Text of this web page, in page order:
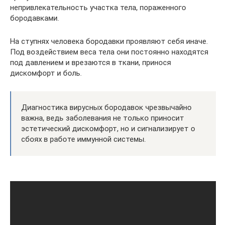
непривлекательность участка тела, пораженного
бородавками.
На ступнях человека бородавки проявляют себя иначе.
Под воздействием веса тела они постоянно находятся
под давлением и врезаются в ткани, принося
дискомфорт и боль.
Диагностика вирусных бородавок чрезвычайно
важна, ведь заболевания не только приносит
эстетический дискомфорт, но и сигнализирует о
сбоях в работе иммунной системы.